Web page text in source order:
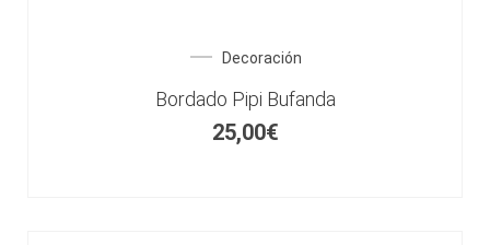
Decoración
Bordado Pipi Bufanda
25,00€